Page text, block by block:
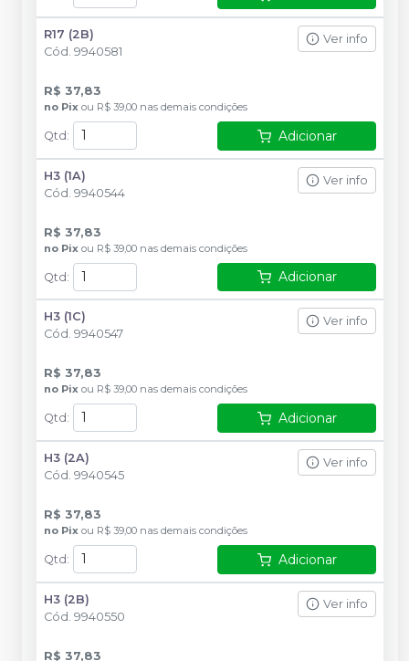
R17 (2B)
Cód. 9940581
Ver info
R$ 37,83
no Pix ou R$ 39,00 nas demais condições
Qtd: Adicionar
H3 (1A)
Cód. 9940544
Ver info
R$ 37,83
no Pix ou R$ 39,00 nas demais condições
Qtd: Adicionar
H3 (1C)
Cód. 9940547
Ver info
R$ 37,83
no Pix ou R$ 39,00 nas demais condições
Qtd : Adicionar
H3 (2A)
Cód. 9940545
Ver info
R$ 37,83
no Pix ou R$ 39,00 nas demais condições
Qtd : Adicionar
H3 (2B)
Cód. 9940550
Ver info
R$ 37,83